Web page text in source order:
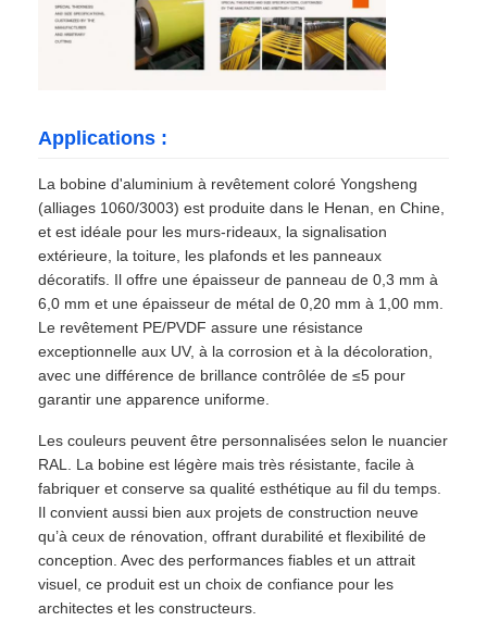
Applications :
La bobine d'aluminium à revêtement coloré Yongsheng
(alliages 1060/3003) est produite dans le Henan, en Chine,
et est idéale pour les murs-rideaux, la signalisation
extérieure, la toiture, les plafonds et les panneaux
décoratifs. Il offre une épaisseur de panneau de 0,3 mm à
6,0 mm et une épaisseur de métal de 0,20 mm à 1,00 mm.
Le revêtement PE/PVDF assure une résistance
exceptionnelle aux UV, à la corrosion et à la décoloration,
avec une différence de brillance contrôlée de ≤5 pour
garantir une apparence uniforme.
Les couleurs peuvent être personnalisées selon le nuancier
RAL. La bobine est légère mais très résistante, facile à
fabriquer et conserve sa qualité esthétique au fil du temps.
Il convient aussi bien aux projets de construction neuve
qu’à ceux de rénovation, offrant durabilité et flexibilité de
conception. Avec des performances fiables et un attrait
visuel, ce produit est un choix de confiance pour les
architectes et les constructeurs.